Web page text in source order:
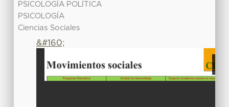
PSICOLOGÍA POLÍTICA
PSICOLOGÍA
Ciencias Sociales
&#160;